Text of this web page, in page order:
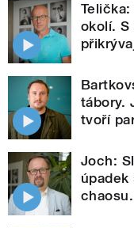
okolí. S
tábory.
tvoří
Joch: